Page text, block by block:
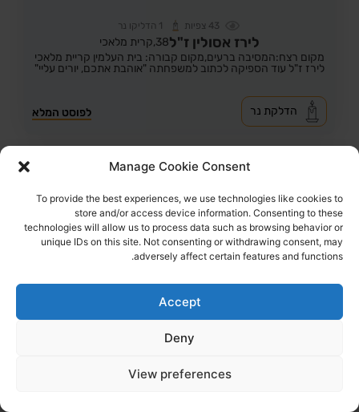
Manage Cookie Consent
To provide the best experiences, we use technologies like cookies to
store and/or access device information. Consenting to these
technologies will allow us to process data such as browsing behavior or
unique IDs on this site. Not consenting or withdrawing consent, may
adversely affect certain features and functions.
Accept
Deny
View preferences
43 צפיות 1 הדליקו נר
לירז אסולין ז"ל38, קרית מלאכי
מקום רצח:המסיבה ברעים,מקום קבורה: בית העלמין קריית מלאכי
לירז ז"ל עוד הספיקה לכתוב למשפחתה "אוהבת אתכם, יורים עליי"
לפוסט המלא הדלקת נר
66צפיות 1 הדליקו נר